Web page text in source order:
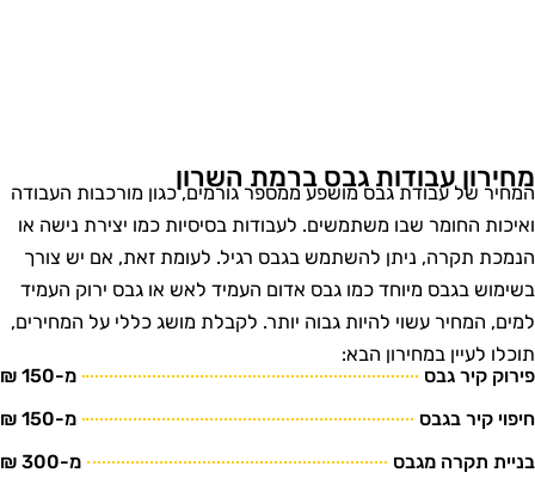
עבודות גבס ברמת השרון
של עבודת גבס מושפע ממספר גורמים, כגון מורכבות העבודה
החומר שבו משתמשים. לעבודות בסיסיות כמו יצירת נישה או
תקרה, ניתן להשתמש בגבס רגיל. לעומת זאת, אם יש צורך
בגבס מיוחד כמו גבס אדום העמיד לאש או גבס ירוק העמיד
המחיר עשוי להיות גבוה יותר. לקבלת מושג כללי על המחירים,
לעיין במחירון הבא:
קיר גבס
מ-150 ₪
קיר בגבס
מ-150 ₪
תקרה מגבס
מ-300 ₪